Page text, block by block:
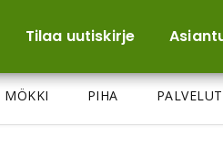
Tilaa uutiskirje
MÖKKI PIHA PALVELUT